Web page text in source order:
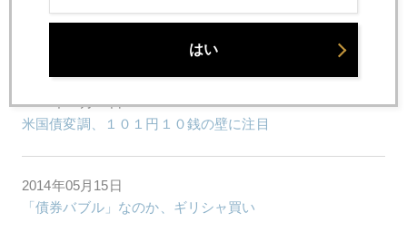
2014年05月19日
「５．２３」ショック後の一年、再来はあるのか
2014年05月16日
米国債変調、１０１円１０銭の壁に注目
2014年05月15日
「債券バブル」なのか、ギリシャ買い
はい